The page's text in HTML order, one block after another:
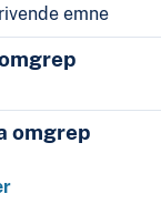
emne
omgrep